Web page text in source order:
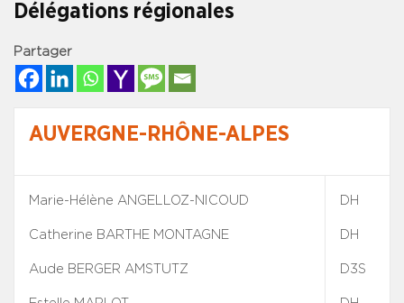
Délégations régionales
Partager
AUVERGNE-RHÔNE-ALPES
Marie-Hélène ANGELLOZ-NICOUD
Catherine BARTHE MONTAGNE
Aude BERGER AMSTUTZ
DH
DH
D3S